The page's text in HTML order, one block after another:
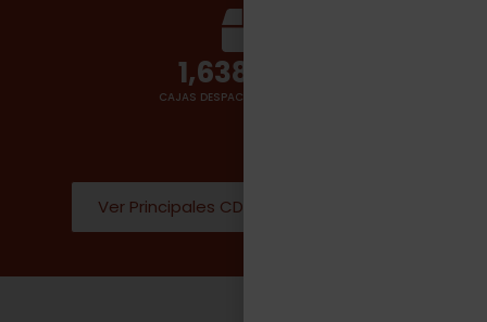
2,000,000
CAJAS DESPACHADAS POR DÍA
Ver Principales CD Donde operamos